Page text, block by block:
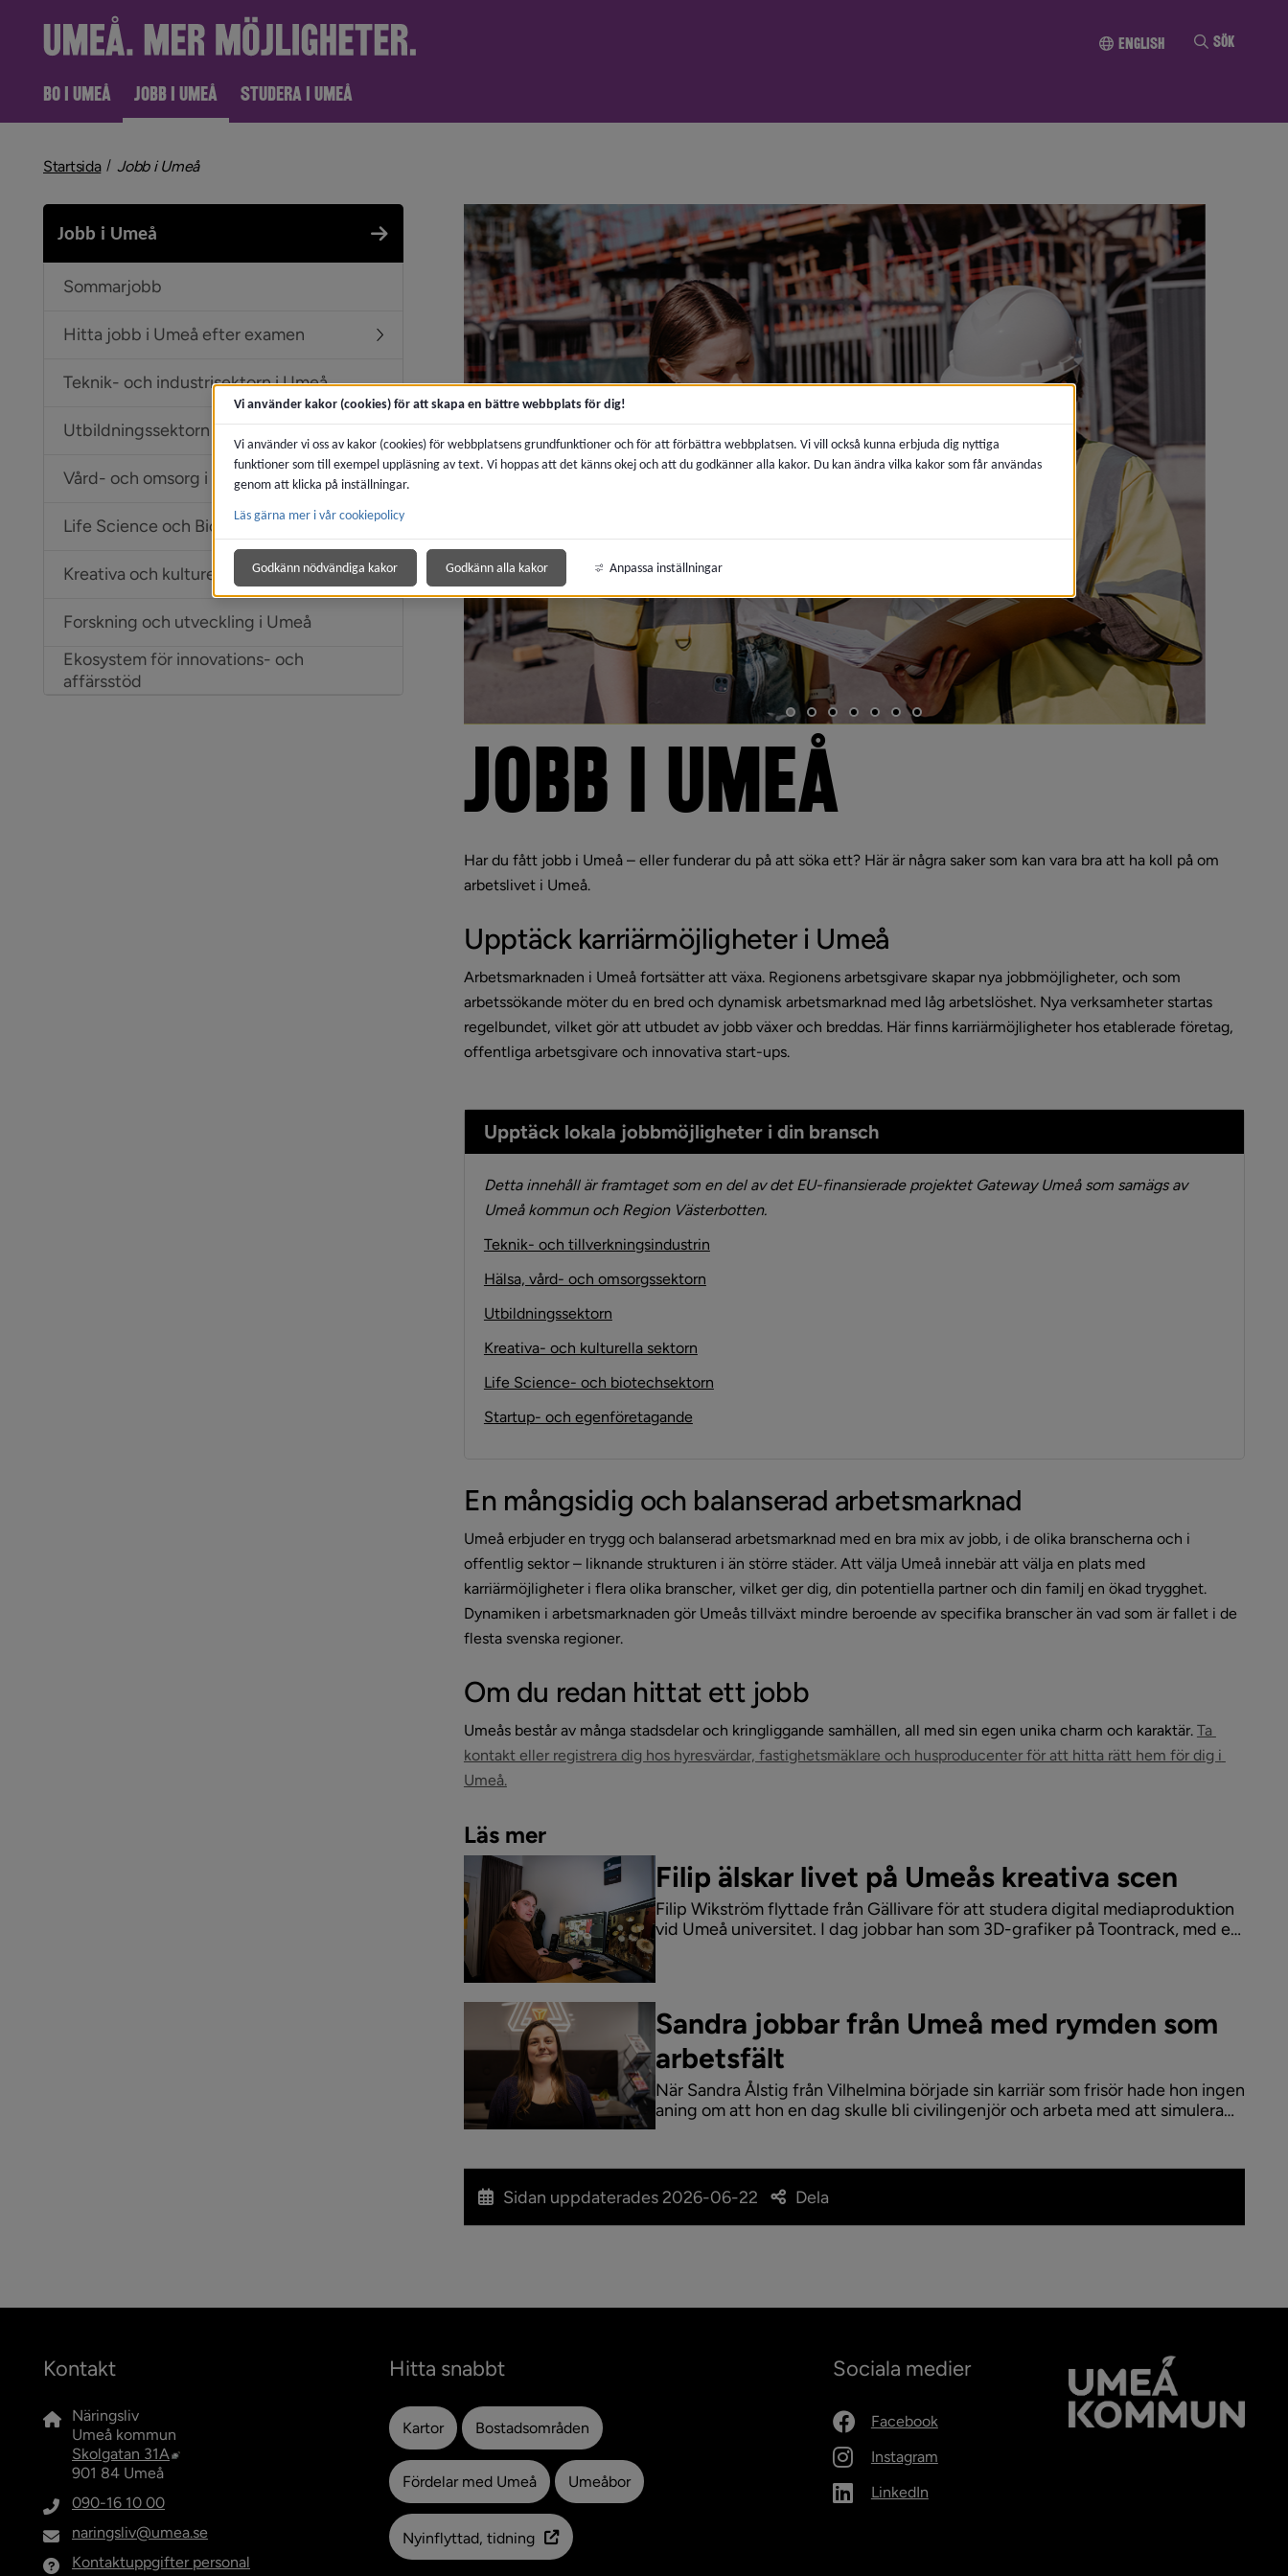
English Sök
BO I UMEÅ JOBB I UMEÅ STUDERA I UMEÅ
Startsida Jobb i Umeånivå i brödsmulenavigeringen
Jobb i Umeå
Sommarjobb
Hitta jobb i Umeå efter examen Undermeny för Hitta jobb i Umeå efter examen
Teknik- och industrisektorn i Umeå
Utbildningssektorn i Umeå
Vård- och omsorg i Umeå
Life Science och Biotech i Umeå
Kreativa och kulturella sektorn i Umeå
Forskning och utveckling i Umeå
Ekosystem för innovations- och
affärsstöd
JOBB I UMEÅ
Har du fått jobb i Umeå – eller funderar du på att söka ett? Här är några saker som kan vara bra att ha koll på om
arbetslivet i Umeå.
Upptäck karriärmöjligheter i Umeå
Arbetsmarknaden i Umeå fortsätter att växa. Regionens arbetsgivare skapar nya jobbmöjligheter, och som
arbetssökande möter du en bred och dynamisk arbetsmarknad med låg arbetslöshet. Nya verksamheter startas
regelbundet, vilket gör att utbudet av jobb växer och breddas. Här finns karriärmöjligheter hos etablerade företag,
offentliga arbetsgivare och innovativa start-ups.
Upptäck lokala jobbmöjligheter i din bransch
Detta innehåll är framtaget som en del av det EU-finansierade projektet Gateway Umeå som samägs av
Umeå kommun och Region Västerbotten.
Teknik- och tillverkningsindustrin
Hälsa, vård- och omsorgssektorn
Utbildningssektorn
Kreativa- och kulturella sektorn
Life Science- och biotechsektorn
Startup- och egenföretagande
En mångsidig och balanserad arbetsmarknad
Umeå erbjuder en trygg och balanserad arbetsmarknad med en bra mix av jobb, i de olika branscherna och i
offentlig sektor – liknande strukturen i än större städer. Att välja Umeå innebär att välja en plats med
karriärmöjligheter i flera olika branscher, vilket ger dig, din potentiella partner och din familj en ökad trygghet.
Dynamiken i arbetsmarknaden gör Umeås tillväxt mindre beroende av specifika branscher än vad som är fallet i de
flesta svenska regioner.
Om du redan hittat ett jobb
Umeås består av många stadsdelar och kringliggande samhällen, all med sin egen unika charm och karaktär. Ta
kontakt eller registrera dig hos hyresvärdar, fastighetsmäklare och husproducenter för att hitta rätt hem för dig i
Umeå.
Läs mer
Filip älskar livet på Umeås kreativa scen
Filip Wikström flyttade från Gällivare för att studera digital mediaproduktion
vid Umeå universitet. I dag jobbar han som 3D-grafiker på Toontrack, med en
Sandra jobbar från Umeå med rymden som
arbetsfält
När Sandra Ålstig från Vilhelmina började sin karriär som frisör hade hon ingen
aning om att hon en dag skulle bli civilingenjör och arbeta med att simulera
autonoma maskiner för månprojekt. Som forsknings- och utvecklingsingenjör
Sidan uppdaterades 2026-06-22 Dela
Kontakt
Näringsliv
Umeå kommun
Skolgatan 31A Länk till annan webbplats, öppnas i nytt fönster.
901 84 Umeå
090-16 10 00
naringsliv@umea.se
Kontaktuppgifter personal
Hitta snabbt
Kartor Bostadsområden
Fördelar med Umeå Umeåbor
Nyinflyttad, tidning
Sociala medier
Facebook
Instagram
LinkedIn
Vi använder kakor (cookies) för att skapa en bättre webbplats för dig!
Vi använder vi oss av kakor (cookies) för webbplatsens grundfunktioner och för att förbättra webbplatsen. Vi vill också kunna erbjuda dig nyttiga
funktioner som till exempel uppläsning av text. Vi hoppas att det känns okej och att du godkänner alla kakor. Du kan ändra vilka kakor som får användas
genom att klicka på inställningar.
Läs gärna mer i vår cookiepolicy
Godkänn nödvändiga kakor Godkänn alla kakor Anpassa inställningar